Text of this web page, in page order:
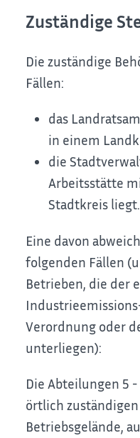
Zuständige
Die zuständige
Fällen:
das
in einem
die
Arbeitsstätte
Stadtkreis liegt.
Eine davon
folgenden Fällen
Betrieben, die der
Verordnung oder
unterliegen):
Die Abteilungen 5
örtlich
Betriebsgelände,